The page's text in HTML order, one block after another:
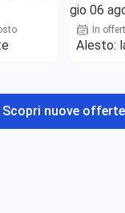
In
Alesto:
Scopri nuove offerte